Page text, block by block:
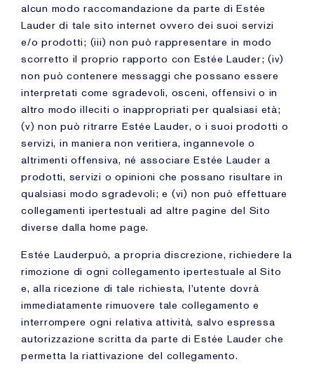
alcun modo raccomandazione da parte di Estée
Lauder di tale sito internet ovvero dei suoi servizi
e/o prodotti; (iii) non può rappresentare in modo
scorretto il proprio rapporto con Estée Lauder; (iv)
non può contenere messaggi che possano essere
interpretati come sgradevoli, osceni, offensivi o in
altro modo illeciti o inappropriati per qualsiasi età;
(v) non può ritrarre Estée Lauder, o i suoi prodotti o
servizi, in maniera non veritiera, ingannevole o
altrimenti offensiva, né associare Estée Lauder a
prodotti, servizi o opinioni che possano risultare in
qualsiasi modo sgradevoli; e (vi) non può effettuare
collegamenti ipertestuali ad altre pagine del Sito
diverse dalla home page.
Estée Lauderpuò, a propria discrezione, richiedere la
rimozione di ogni collegamento ipertestuale al Sito
e, alla ricezione di tale richiesta, l'utente dovrà
immediatamente rimuovere tale collegamento e
interrompere ogni relativa attività, salvo espressa
autorizzazione scritta da parte di Estée Lauder che
permetta la riattivazione del collegamento.